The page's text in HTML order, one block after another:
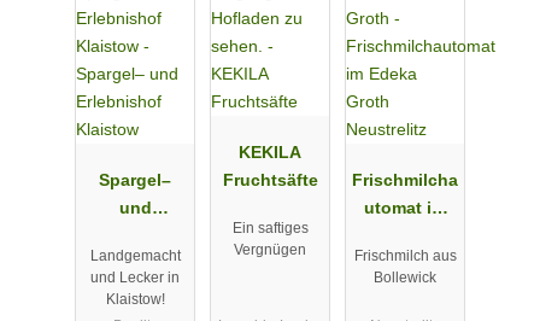
Spargel–
und
Klaistow
Landgemacht
und Lecker in
Klaistow!
KEKILA
Fruchtsäfte
Ein saftiges
Vergnügen
Frischmilcha
utomat im
Neustrelitz
Frischmilch aus
Bollewick